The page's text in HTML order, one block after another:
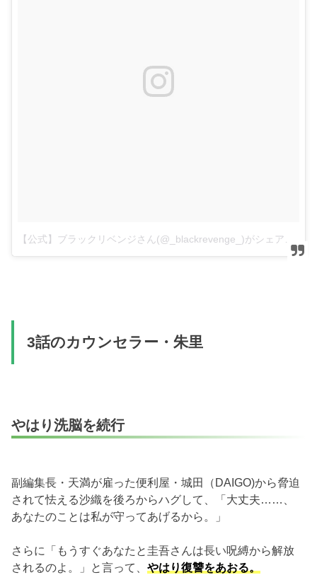
3話のカウンセラー・朱里
やはり洗脳を続行
副編集長・天満が雇った便利屋・城田（DAIGO)から脅迫
されて怯える沙織を後ろからハグして、「大丈夫……、
あなたのことは私が守ってあげるから。」
さらに「もうすぐあなたと圭吾さんは長い呪縛から解放
されるのよ。」と言って、やはり復讐をあおる。